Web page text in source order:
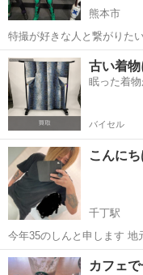
熊本市
特撮が好きな人と繋がりた
いて話したりできる人を募
スーパー戦隊が好きです！
が大好きです！
熊本 熊本市 友達
古い着
眠った着
バイセル
こんにち
千丁駅
今年35のしんと申します 地
は九州で落ち着きました！
り😭 年齢気にしません！
熊本 八代市
カフェ